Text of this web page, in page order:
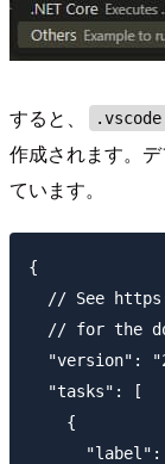
すると、 .vscode
作成されます。
ています。
{
// See
// for the
"version":
  "tasks": [
    {
"label":